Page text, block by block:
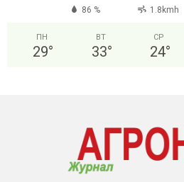
86 % 1.8kmh
ПН
29°
ВТ
33°
СР
24°